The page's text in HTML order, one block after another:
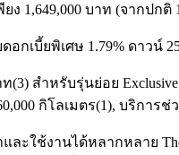
ยง 1,649,000 บาท (จากป
กเบี้ยพิเศษ 1.79% ดาวน์
สำหรับรุ่นย่อย
กิโลเมตร(1), บริการ
ใช้งานได้หลากหลาย